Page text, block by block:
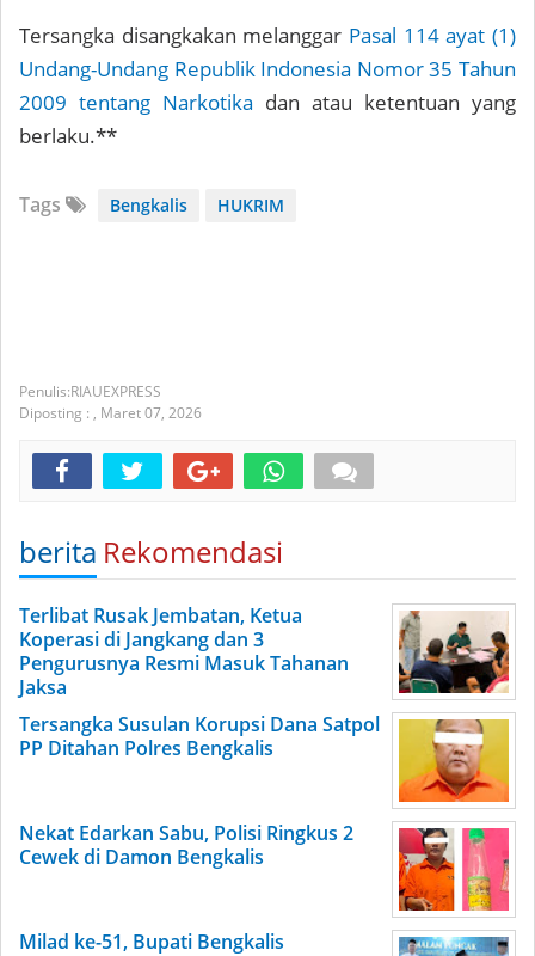
Tersangka disangkakan melanggar Pasal 114 ayat (1)
Undang-Undang Republik Indonesia Nomor 35 Tahun
2009 tentang Narkotika dan atau ketentuan yang
berlaku.**
Tags Bengkalis HUKRIM
RIAUEXPRESS
Diposting : , Maret 07, 2026
berita Rekomendasi
Terlibat Rusak Jembatan, Ketua
Koperasi di Jangkang dan 3
Pengurusnya Resmi Masuk Tahanan
Jaksa
Tersangka Susulan Korupsi Dana Satpol
PP Ditahan Polres Bengkalis
Nekat Edarkan Sabu, Polisi Ringkus 2
Cewek di Damon Bengkalis
Milad ke-51, Bupati Bengkalis